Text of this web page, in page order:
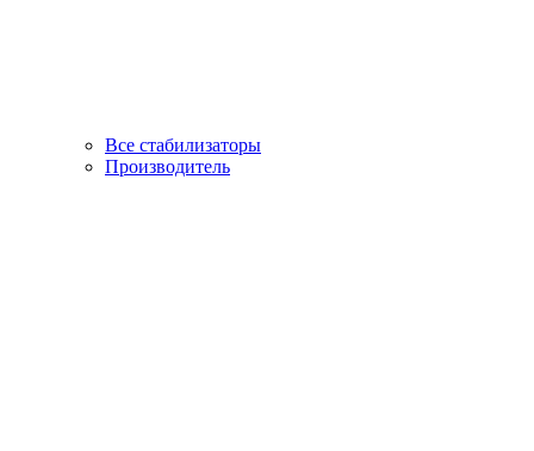
Все стабилизаторы
Производитель